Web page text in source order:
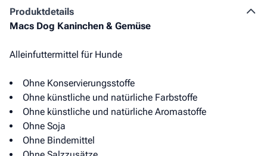
Produkt­details
Macs Dog Kaninchen & Gemüse
Alleinfuttermittel für Hunde
Ohne Konservierungsstoffe
Ohne künstliche und natürliche Farbstoffe
Ohne künstliche und natürliche Aromastoffe
Ohne Soja
Ohne Bindemittel